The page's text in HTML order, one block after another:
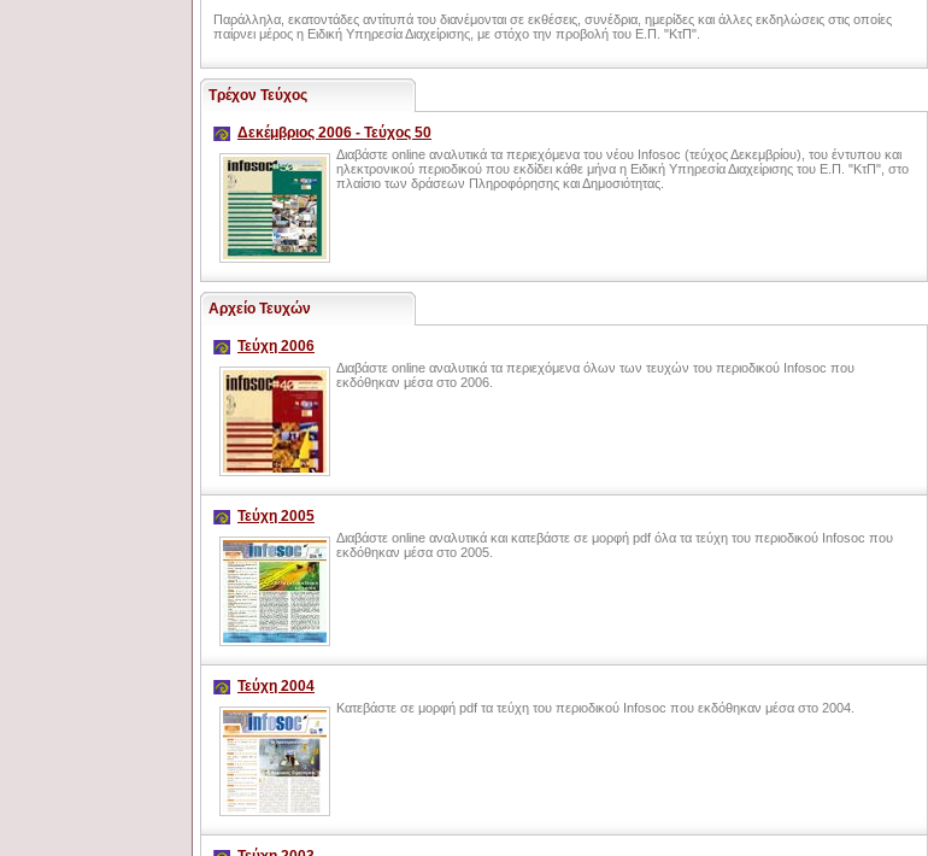
Παράλληλα, εκατοντάδες αντίτυπά του διανέμονται σε εκθέσεις, συνέδρια, ημερίδες και άλλες εκδηλώσεις στις οποίες
παίρνει μέρος η Ειδική Υπηρεσία Διαχείρισης, με στόχο την προβολή του Ε.Π. "ΚτΠ".
Τρέχον Τεύχος
Δεκέμβριος 2006 - Τεύχος 50
Διαβάστε online αναλυτικά τα περιεχόμενα του νέου Infosoc (τεύχος Δεκεμβρίου), του έντυπου και
ηλεκτρονικού περιοδικού που εκδίδει κάθε μήνα η Ειδική Υπηρεσία Διαχείρισης του Ε.Π. "ΚτΠ", στο
πλαίσιο των δράσεων Πληροφόρησης και Δημοσιότητας.
Αρχείο Τευχών
Τεύχη 2006
Διαβάστε online αναλυτικά τα περιεχόμενα όλων των τευχών του περιοδικού Infosoc που
εκδόθηκαν μέσα στο 2006.
Τεύχη 2005
Διαβάστε online αναλυτικά και κατεβάστε σε μορφή pdf όλα τα τεύχη του περιοδικού Infosoc που
εκδόθηκαν μέσα στο 2005.
Τεύχη 2004
Κατεβάστε σε μορφή pdf τα τεύχη του περιοδικού Infosoc που εκδόθηκαν μέσα στο 2004.